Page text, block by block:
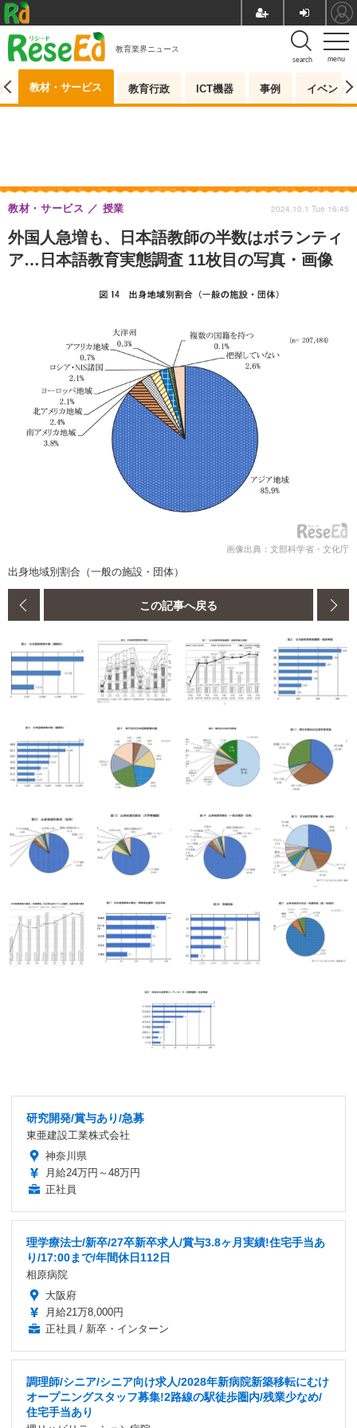
menu
search
教育業界ニュース
教材・サービス 教育行政 ICT機器 事例 イベント
外国人急増も、日本語教師の半数はボランティ
ア…日本語教育実態調査 11枚目の写真・画像
教材・サービス 授業 2024.10.1 Tue 16:45
画像出典：文部科学省・文化庁
出身地域別割合（一般の施設・団体）
この記事へ戻る
研究開発/賞与あり/急募
東亜建設工業株式会社
神奈川県
月給24万円～48万円
正社員
理学療法士/新卒/27卒新卒求人/賞与3.8ヶ月実績!住宅手当あ
り/17:00まで/年間休日112日
相原病院
大阪府
月給21万8,000円
正社員 / 新卒・インターン
調理師/シニア/シニア向け求人/2028年新病院新築移転にむけ
オープニングスタッフ募集!2路線の駅徒歩圏内/残業少なめ/
住宅手当あり